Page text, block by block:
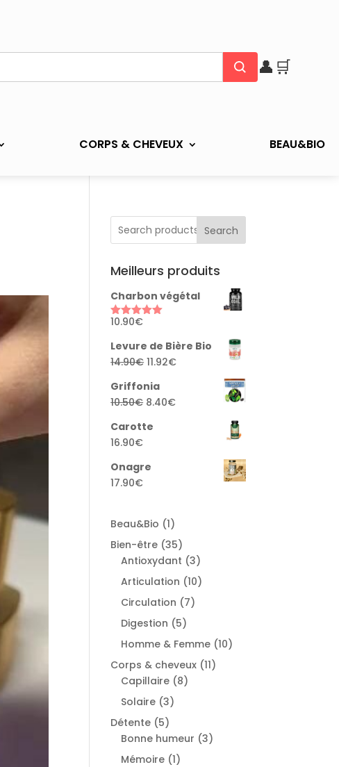
👤 🛒
CORPS & CHEVEUX BEAU&BIO
Search
Meilleurs produits
Charbon végétal
Rated5.00
10.90€
Levure de Bière Bio
14.90€ Original
was:
14.90€.
11.92€Current
Griffonia
10.50€ Original
was:
8.40€Current
Carotte
16.90€
Onagre
17.90€
Beau&Bio 11
product
Bien-être 3535
products
Antioxydant 33
products
Articulation 1010
Circulation 77
Digestion 55
products
Homme & Femme 1010
Corps & cheveux 1111
Capillaire 88
Solaire 33
Détente 55
products
Bonne humeur 33
Mémoire 11